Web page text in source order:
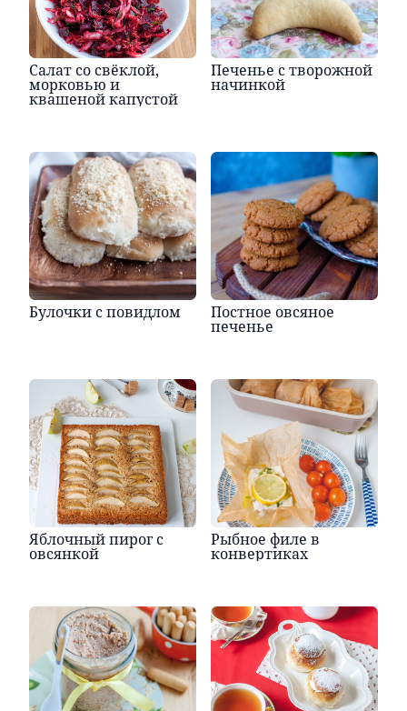
Салат со свёклой,
морковью и
квашеной капустой
Печенье с творожной
начинкой
Булочки с повидлом Постное овсяное
печенье
Яблочный пирог с
овсянкой
Рыбное филе в
конвертиках